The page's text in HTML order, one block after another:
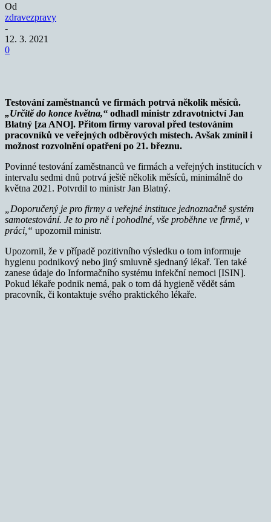
Od
zdravezpravy
-
12. 3. 2021
0
Testování zaměstnanců ve firmách potrvá několik měsíců.
„Určitě do konce května,“ odhadl ministr zdravotnictví Jan
Blatný [za ANO]. Přitom firmy varoval před testováním
pracovníků ve veřejných odběrových místech. Avšak zmínil i
možnost rozvolnění opatření po 21. březnu.
Povinné testování zaměstnanců ve firmách a veřejných institucích v
intervalu sedmi dnů potrvá ještě několik měsíců, minimálně do
května 2021. Potvrdil to ministr Jan Blatný.
„Doporučený je pro firmy a veřejné instituce jednoznačně systém
samotestování. Je to pro ně i pohodlné, vše proběhne ve firmě, v
práci,“ upozornil ministr.
Upozornil, že v případě pozitivního výsledku o tom informuje
hygienu podnikový nebo jiný smluvně sjednaný lékař. Ten také
zanese údaje do Informačního systému infekční nemoci [ISIN].
Pokud lékaře podnik nemá, pak o tom dá hygieně vědět sám
pracovník, či kontaktuje svého praktického lékaře.